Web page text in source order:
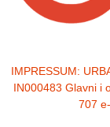
IMPRESSUM:
IN000483 Glavni i
707